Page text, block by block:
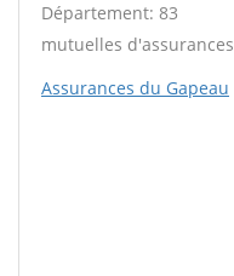
Département: 83
mutuelles d'assurances
Assurances du Gapeau